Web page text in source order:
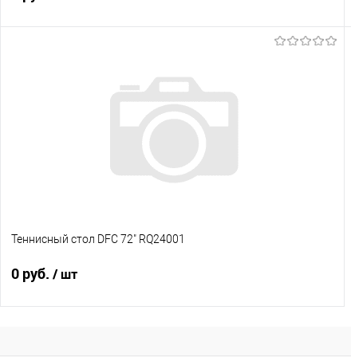
Теннисный стол DFC 72" RQ24001
0 руб. / шт